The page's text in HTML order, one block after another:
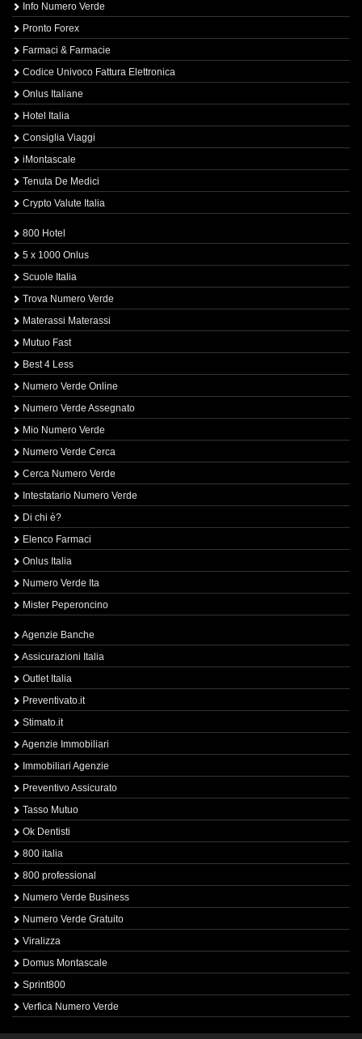
Info Numero Verde
Pronto Forex
Farmaci & Farmacie
Codice Univoco Fattura Elettronica
Onlus Italiane
Hotel Italia
Consiglia Viaggi
iMontascale
Tenuta De Medici
Crypto Valute Italia
800 Hotel
5 x 1000 Onlus
Scuole Italia
Trova Numero Verde
Materassi Materassi
Mutuo Fast
Best 4 Less
Numero Verde Online
Numero Verde Assegnato
Mio Numero Verde
Numero Verde Cerca
Cerca Numero Verde
Intestatario Numero Verde
Di chi è?
Elenco Farmaci
Onlus Italia
Numero Verde Ita
Mister Peperoncino
Agenzie Banche
Assicurazioni Italia
Outlet Italia
Preventivato.it
Stimato.it
Agenzie Immobiliari
Immobiliari Agenzie
Preventivo Assicurato
Tasso Mutuo
Ok Dentisti
800 italia
800 professional
Numero Verde Business
Numero Verde Gratuito
Viralizza
Domus Montascale
Sprint800
Verfica Numero Verde